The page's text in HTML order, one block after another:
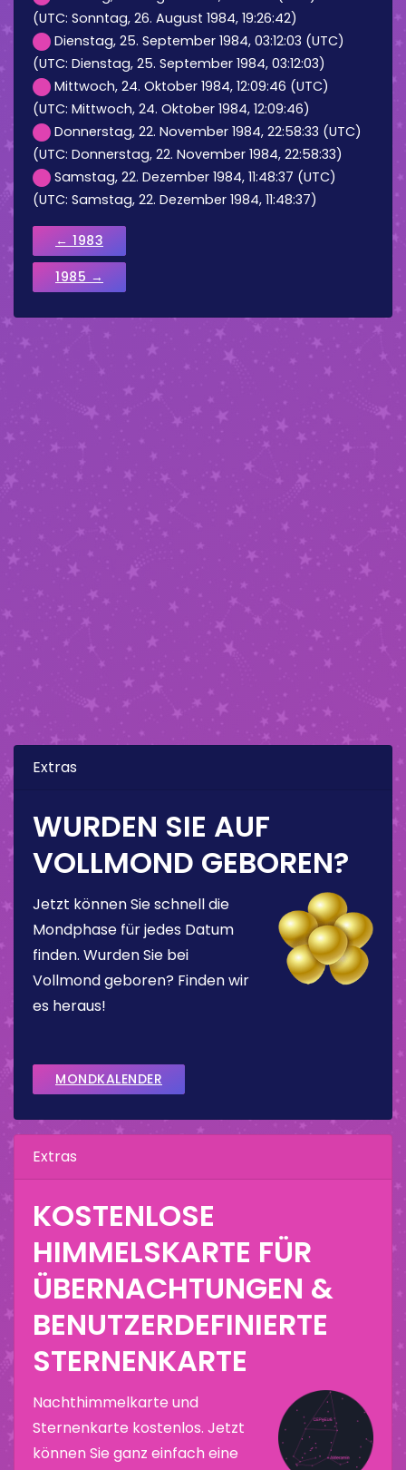
(UTC: Sonntag, 26. August 1984, 19:26:42)
Dienstag, 25. September 1984, 03:12:03 (UTC)
(UTC: Dienstag, 25. September 1984, 03:12:03)
Mittwoch, 24. Oktober 1984, 12:09:46 (UTC)
(UTC: Mittwoch, 24. Oktober 1984, 12:09:46)
Donnerstag, 22. November 1984, 22:58:33 (UTC)
(UTC: Donnerstag, 22. November 1984, 22:58:33)
Samstag, 22. Dezember 1984, 11:48:37 (UTC)
(UTC: Samstag, 22. Dezember 1984, 11:48:37)
← 1983
1985 →
Extras
WURDEN SIE AUF
VOLLMOND GEBOREN?
Jetzt können Sie schnell die
Mondphase für jedes Datum
finden. Wurden Sie bei
Vollmond geboren? Finden wir
es heraus!
MONDKALENDER
Extras
KOSTENLOSE
HIMMELSKARTE FÜR
ÜBERNACHTUNGEN &
BENUTZERDEFINIERTE
STERNENKARTE
Nachthimmelkarte und
Sternenkarte kostenlos. Jetzt
können Sie ganz einfach eine